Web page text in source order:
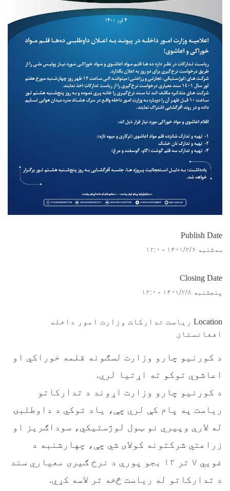
Publish Date
سه‌شنبه ۱۴۰۱/۲/۶ - ۱۲:۰
Closing Date
پنجشنبه ۱۴۰۱/۲/۸ - ۱۲:۰
Location ریاست تدارکات وزارت امور داخله
افغانستان
د کورنیو چارو وزارت لسګونه قلمه خوراکي او
اعاشوي توکو ته اړتیا لري.
د کورنیو چارو وزارت اړوند د تدارکاتو
ریاست په پام کې لري چې، یاد توکي د داوطلبۍ
له لارې وپیري نو ټول لوژستیکي، سوداګریز او
زراعتي شرکتونه کولای شي چې، چهارشنبه د
غویي ۷ تر ۱۲ بجو پورې د نرخ ګیری معیاري سند
د تدارکاتو له ریاست څخه تر لاسه کړي.